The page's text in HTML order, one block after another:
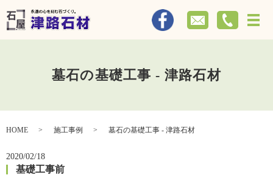
メ
墓石の基礎工事 - 津路石材
HOME 施工事例 墓石の基礎工事 - 津路石材
2020/02/18
基礎工事前